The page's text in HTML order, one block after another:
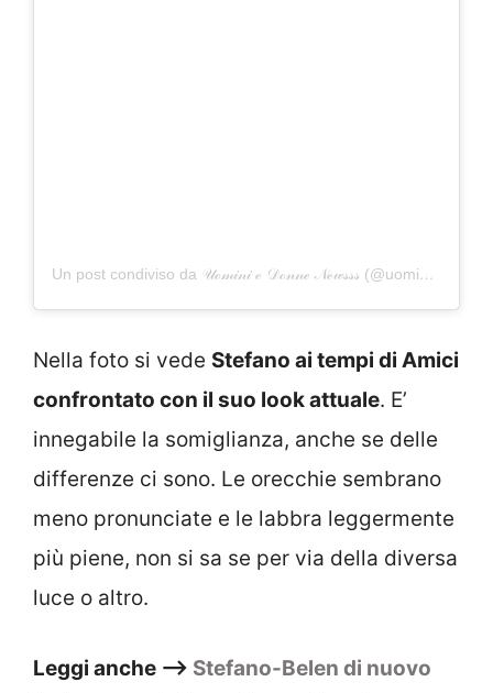
Un post condiviso da 𝒰ℴ𝓂𝒾𝓃𝒾 ℯ 𝒟ℴ𝓃𝓃ℯ 𝒩ℯ𝓌𝓈𝓈𝓈 (@uominiedonnenewsss)
Nella foto si vede Stefano ai tempi di Amici
confrontato con il suo look attuale. E’
innegabile la somiglianza, anche se delle
differenze ci sono. Le orecchie sembrano
meno pronunciate e le labbra leggermente
più piene, non si sa se per via della diversa
luce o altro.
Leggi anche –> Stefano-Belen di nuovo